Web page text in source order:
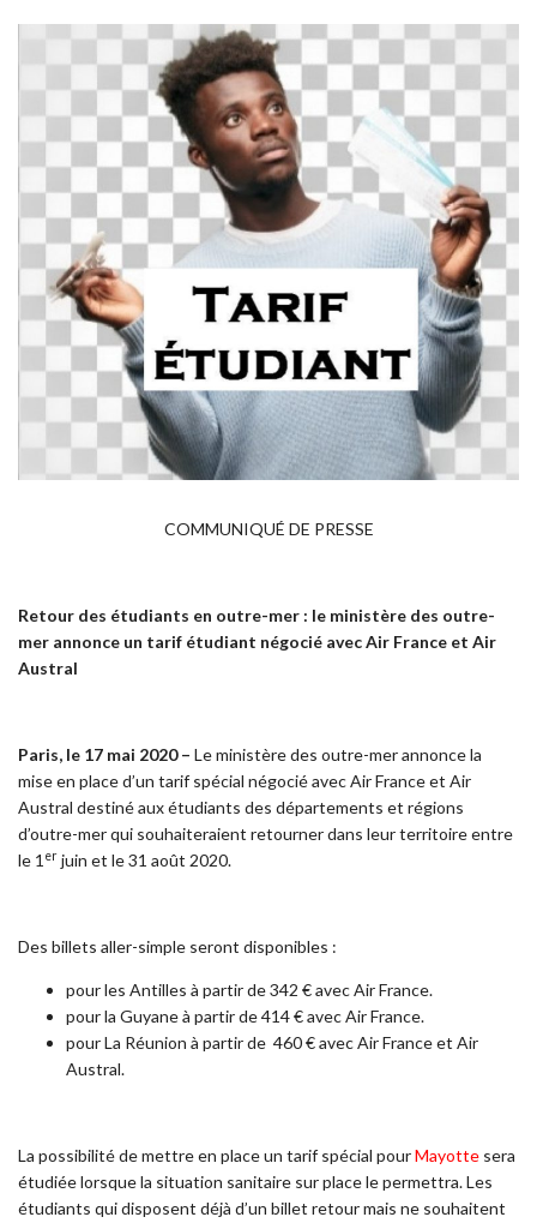
COMMUNIQUÉ DE PRESSE
Retour des étudiants en outre-mer : le ministère des outre-
mer annonce un tarif étudiant négocié avec Air France et Air
Austral
Paris, le 17 mai 2020 – Le ministère des outre-mer annonce la
mise en place d’un tarif spécial négocié avec Air France et Air
Austral destiné aux étudiants des départements et régions
d’outre-mer qui souhaiteraient retourner dans leur territoire entre
le 1er juin et le 31 août 2020.
Des billets aller-simple seront disponibles :
pour les Antilles à partir de 342 € avec Air France.
pour la Guyane à partir de 414 € avec Air France.
pour La Réunion à partir de 460 € avec Air France et Air
Austral.
La possibilité de mettre en place un tarif spécial pourMayotte sera
étudiée lorsque la situation sanitaire sur place le permettra. Les
étudiants qui disposent déjà d’un billet retour mais ne souhaitent